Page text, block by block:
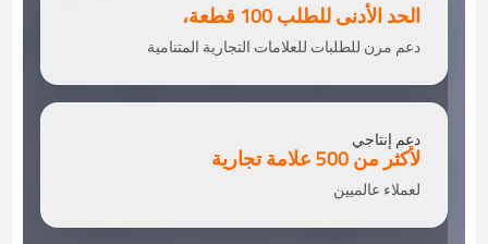
الحد الأدنى للطلب 100 قطعة،
دعم مرن للطلبات للعلامات التجارية المتنامية
دعم إنتاجي
لأكثر من 500 علامة تجارية
لعملاء عالميين